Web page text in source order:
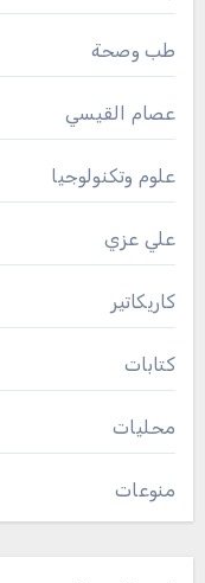
طب وصحة
عصام القيسي
علوم وتكنولوجيا
علي عزي
كاريكاتير
كتابات
محليات
منوعات